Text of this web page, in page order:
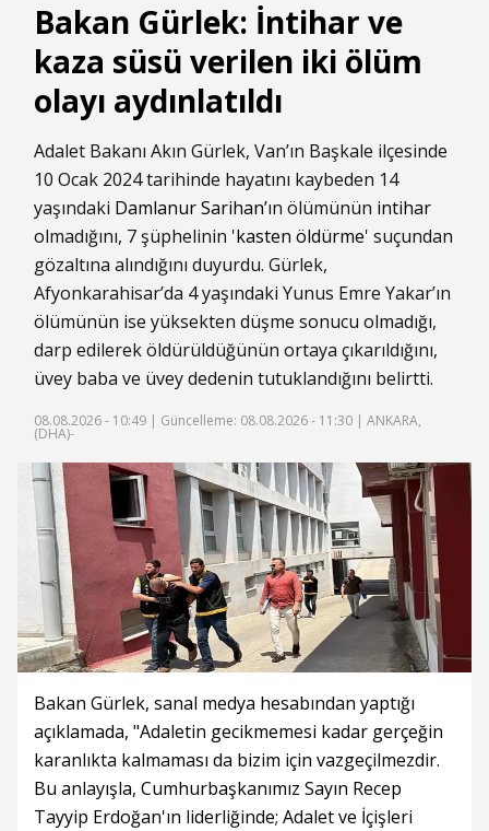
Bakan Gürlek: İntihar ve
kaza süsü verilen iki ölüm
olayı aydınlatıldı
Adalet Bakanı Akın Gürlek, Van’ın Başkale ilçesinde
10 Ocak 2024 tarihinde hayatını kaybeden 14
yaşındaki Damlanur Sarihan’ın ölümünün intihar
olmadığını, 7 şüphelinin 'kasten öldürme' suçundan
gözaltına alındığını duyurdu. Gürlek,
Afyonkarahisar’da 4 yaşındaki Yunus Emre Yakar’ın
ölümünün ise yüksekten düşme sonucu olmadığı,
darp edilerek öldürüldüğünün ortaya çıkarıldığını,
üvey baba ve üvey dedenin tutuklandığını belirtti.
08.08.2026 - 10:49 | Güncelleme: 08.08.2026 - 11:30 | ANKARA,
(DHA)-
Bakan Gürlek, sanal medya hesabından yaptığı
açıklamada, "Adaletin gecikmemesi kadar gerçeğin
karanlıkta kalmaması da bizim için vazgeçilmezdir.
Bu anlayışla, Cumhurbaşkanımız Sayın Recep
Tayyip Erdoğan'ın liderliğinde; Adalet ve İçişleri